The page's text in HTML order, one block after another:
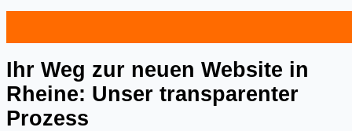
Ihr Weg zur neuen Website in
Rheine: Unser transparenter
Prozess